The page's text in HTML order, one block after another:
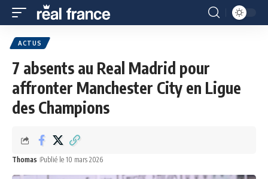
ACTUS
7 absents au Real Madrid pour
affronter Manchester City en Ligue
des Champions
Thomas Publié le 10 mars 2026